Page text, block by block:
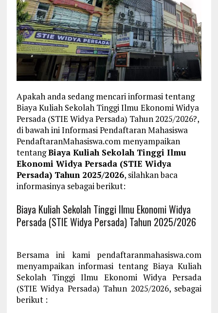
Apakah anda sedang mencari informasi tentang
Biaya Kuliah Sekolah Tinggi Ilmu Ekonomi Widya
Persada (STIE Widya Persada) Tahun 2025/2026?,
di bawah ini Informasi Pendaftaran Mahasiswa
PendaftaranMahasiswa.com menyampaikan
tentangBiaya Kuliah Sekolah Tinggi Ilmu
Ekonomi Widya Persada (STIE Widya
Persada) Tahun 2025/2026, silahkan baca
informasinya sebagai berikut:
Biaya Kuliah Sekolah Tinggi Ilmu Ekonomi Widya
Persada (STIE Widya Persada) Tahun 2025/2026
Bersama ini kami pendaftaranmahasiswa.com
menyampaikan informasi tentang Biaya Kuliah
Sekolah Tinggi Ilmu Ekonomi Widya Persada
(STIE Widya Persada) Tahun 2025/2026, sebagai
berikut :